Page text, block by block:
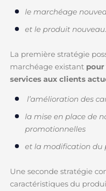
le marchéage
et le produit nouveau.
La première stratégie
marchéage existant pour
services aux clients
l’amélioration des
la mise en place de
promotionnelles
et la modification du
Une seconde stratégie
caractéristiques du